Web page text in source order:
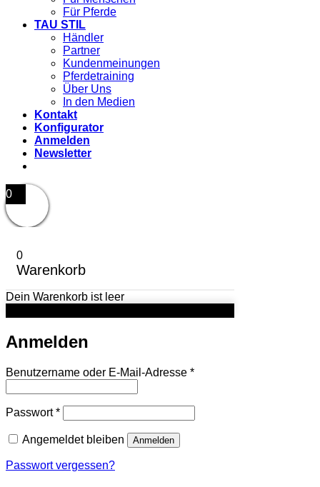
Für Pferde
TAU STIL
Händler
Partner
Kundenmeinungen
Pferdetraining
Über Uns
In den Medien
Kontakt
Konfigurator
Anmelden
Newsletter
0
0
Warenkorb
Dein Warenkorb ist leer
Anmelden
Benutzername oder E-Mail-Adresse *Erforderlich
Passwort*Erforderlich
Angemeldet bleiben Anmelden
Passwort vergessen?